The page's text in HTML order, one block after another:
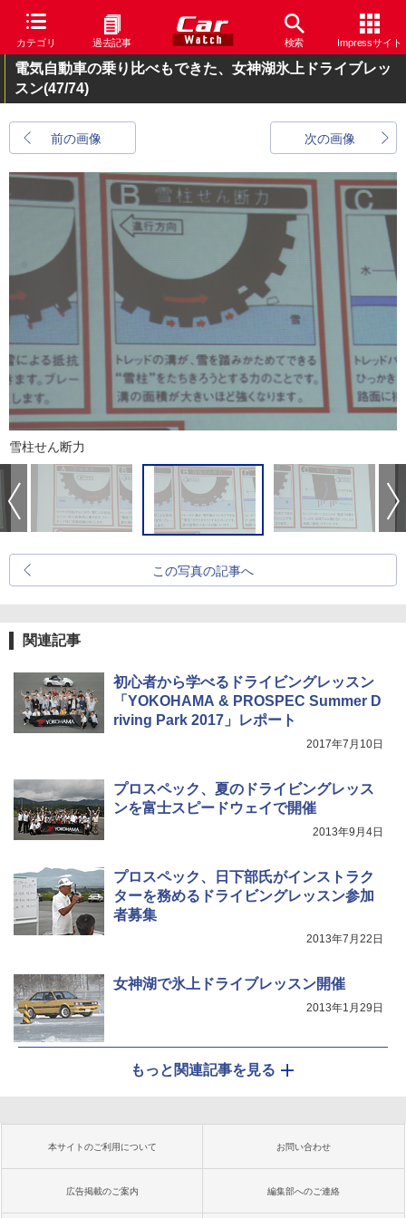
カテゴリ 過去記事 検索 Impressサイト
電気自動車の乗り比べもできた、女神湖氷上ドライブレッ
スン(47/74)
前の画像 次の画像
雪柱せん断力
この写真の記事へ
関連記事
初心者から学べるドライビングレッスン
「YOKOHAMA & PROSPEC Summer D
riving Park 2017」レポート
2017年7月10日
プロスペック、夏のドライビングレッス
ンを富士スピードウェイで開催
2013年9月4日
プロスペック、日下部氏がインストラク
ターを務めるドライビングレッスン参加
者募集
2013年7月22日
女神湖で氷上ドライブレッスン開催
2013年1月29日
もっと関連記事を見る
本サイトのご利用について お問い合わせ
広告掲載のご案内 編集部へのご連絡